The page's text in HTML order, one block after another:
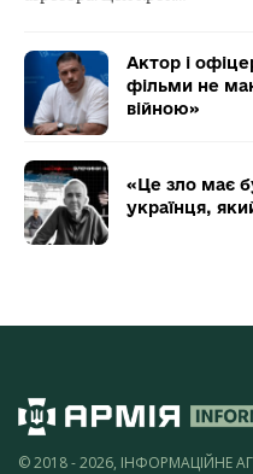
Актор і
фільми не
війною»
«Це зло має
українця,
© 2018 - 2026, ІНФОРМАЦІЙНЕ